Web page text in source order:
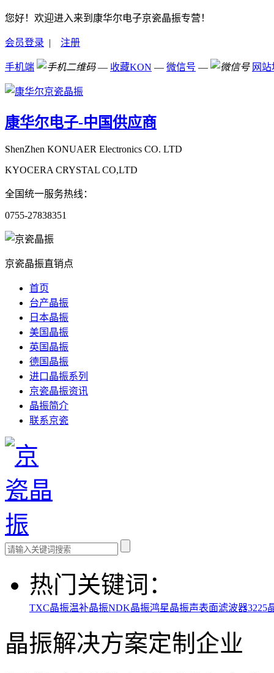
您好！欢迎进入来到康华尔电子京瓷晶振专营！
会员登录 | 注册
手机端 — 收藏KON — 微信号 — 网
康华尔电子-中国供应商
ShenZhen KONUAER Electronics CO. LTD
KYOCERA CRYSTAL CO,LTD
全国统一服务热线：
0755-27838351
京瓷晶振直销点
首页
台产晶振
日本晶振
美国晶振
英国晶振
德国晶振
进口晶振系列
京瓷晶振资讯
晶振简介
联系京瓷
热门关键词：
TXC晶振温补晶振NDK晶振鸿星晶振声表面滤波器3225
晶振解决方案定制企业